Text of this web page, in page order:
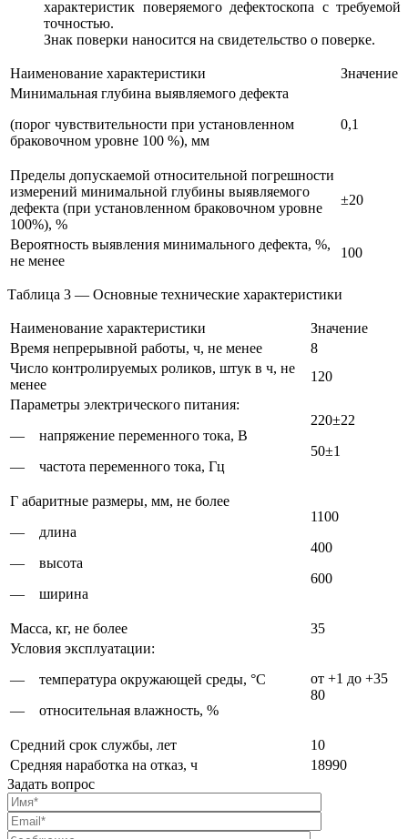
характеристик поверяемого дефектоскопа с требуемой
точностью.
Знак поверки наносится на свидетельство о поверке.
Наименование характеристики
Значение
Минимальная глубина выявляемого дефекта
(порог чувствительности при установленном
браковочном уровне 100 %), мм
0,1
Пределы допускаемой относительной погрешности
измерений минимальной глубины выявляемого
дефекта (при установленном браковочном уровне
100%), %
±20
Вероятность выявления минимального дефекта, %,
не менее
100
Таблица 3 — Основные технические характеристики
Наименование характеристики
Значение
Время непрерывной работы, ч, не менее
8
Число контролируемых роликов, штук в ч, не
менее
120
Параметры электрического питания:
— напряжение переменного тока, В
— частота переменного тока, Гц
220±22
50±1
Г абаритные размеры, мм, не более
— длина
— высота
— ширина
1100
400
600
Масса, кг, не более
35
Условия эксплуатации:
— температура окружающей среды, °С
— относительная влажность, %
от +1 до +35
80
Средний срок службы, лет
10
Средняя наработка на отказ, ч
18990
Задать вопрос